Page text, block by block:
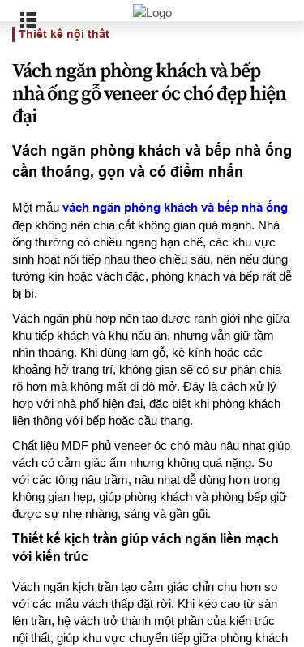
Thiết kế nội thất
Vách ngăn phòng khách và bếp
nhà ống gỗ veneer óc chó đẹp hiện
đại
Vách ngăn phòng khách và bếp nhà ống
cần thoáng, gọn và có điểm nhấn
Một mẫu vách ngăn phòng khách và bếp nhà ống
đẹp không nên chia cắt không gian quá mạnh. Nhà
ống thường có chiều ngang hạn chế, các khu vực
sinh hoạt nối tiếp nhau theo chiều sâu, nên nếu dùng
tường kín hoặc vách đặc, phòng khách và bếp rất dễ
bị bí.
Vách ngăn phù hợp nên tạo được ranh giới nhẹ giữa
khu tiếp khách và khu nấu ăn, nhưng vẫn giữ tầm
nhìn thoáng. Khi dùng lam gỗ, kệ kính hoặc các
khoảng hở trang trí, không gian sẽ có sự phân chia
rõ hơn mà không mất đi độ mở. Đây là cách xử lý
hợp với nhà phố hiện đại, đặc biệt khi phòng khách
liên thông với bếp hoặc cầu thang.
Chất liệu MDF phủ veneer óc chó màu nâu nhạt giúp
vách có cảm giác ấm nhưng không quá nặng. So
với các tông nâu trầm, nâu nhạt dễ dùng hơn trong
không gian hẹp, giúp phòng khách và phòng bếp giữ
được sự nhẹ nhàng, sáng và gần gũi.
Thiết kế kịch trần giúp vách ngăn liền mạch
với kiến trúc
Vách ngăn kịch trần tạo cảm giác chỉn chu hơn so
với các mẫu vách thấp đặt rời. Khi kéo cao từ sàn
lên trần, hệ vách trở thành một phần của kiến trúc
nội thất, giúp khu vực chuyển tiếp giữa phòng khách